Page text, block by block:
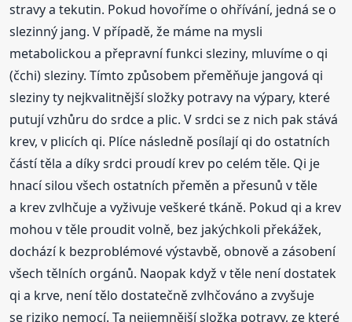
stravy a tekutin. Pokud hovoříme o ohřívání, jedná se o
slezinný jang. V případě, že máme na mysli
metabolickou a přepravní funkci sleziny, mluvíme o qi
(čchi) sleziny. Tímto způsobem přeměňuje jangová qi
sleziny ty nejkvalitnější složky potravy na výpary, které
putují vzhůru do srdce a plic. V srdci se z nich pak stává
krev, v plicích qi. Plíce následně posílají qi do ostatních
částí těla a díky srdci proudí krev po celém těle. Qi je
hnací silou všech ostatních přeměn a přesunů v těle
a krev zvlhčuje a vyživuje veškeré tkáně. Pokud qi a krev
mohou v těle proudit volně, bez jakýchkoli překážek,
dochází k bezproblémové výstavbě, obnově a zásobení
všech tělních orgánů. Naopak když v těle není dostatek
qi a krve, není tělo dostatečně zvlhčováno a zvyšuje
se riziko nemocí. Ta nejjemnější složka potravy, ze které